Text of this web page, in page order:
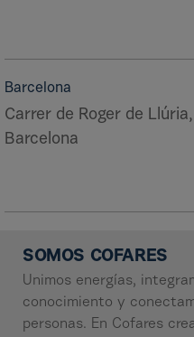
Barcelona
Carrer de Roger de
Barcelona
SOMOS COFARES
Unimos energías,
conocimiento y
personas. En Cofares